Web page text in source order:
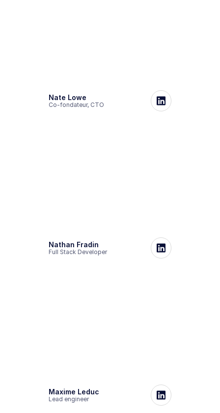
Nate Lowe
Co-fondateur, CTO
Nathan Fradin
Full Stack Developer
Maxime Leduc
Lead engineer